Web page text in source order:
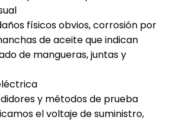
físicos obvios, corrosión por
de aceite que indican
de mangueras, juntas y
y métodos de prueba
el voltaje de suministro,